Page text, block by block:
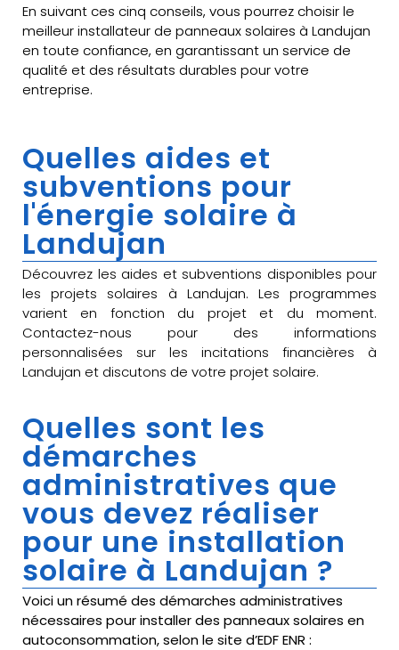
En suivant ces cinq conseils, vous pourrez choisir le
meilleur installateur de panneaux solaires à Landujan
en toute confiance, en garantissant un service de
qualité et des résultats durables pour votre
entreprise.
Quelles aides et
subventions pour
l'énergie solaire à
Landujan
Découvrez les aides et subventions disponibles pour
les projets solaires à Landujan. Les programmes
varient en fonction du projet et du moment.
Contactez-nous pour des informations
personnalisées sur les incitations financières à
Landujan et discutons de votre projet solaire.
Quelles sont les
démarches
administratives que
vous devez réaliser
pour une installation
solaire à Landujan ?
Voici un résumé des démarches administratives
nécessaires pour installer des panneaux solaires en
autoconsommation, selon le site d’EDF ENR :